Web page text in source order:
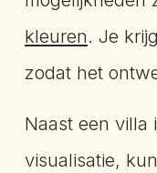
kleuren. Je
zodat het
Naast een villa
visualisatie,